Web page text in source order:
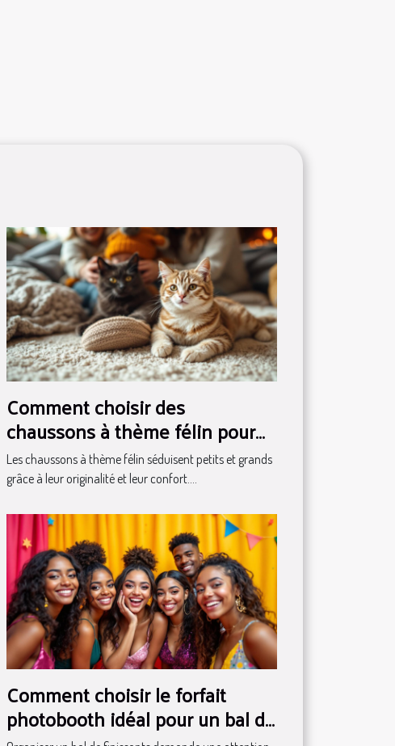
Comment choisir des
chaussons à thème félin pour
toute la famille ?
Les chaussons à thème félin séduisent petits et grands
grâce à leur originalité et leur confort....
Comment choisir le forfait
photobooth idéal pour un bal de